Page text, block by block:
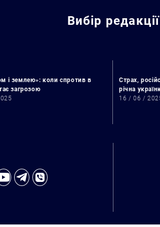
Вибір редакції
і землею»: коли спротив в
загрозою
Страх,
річна
16 / 06 /